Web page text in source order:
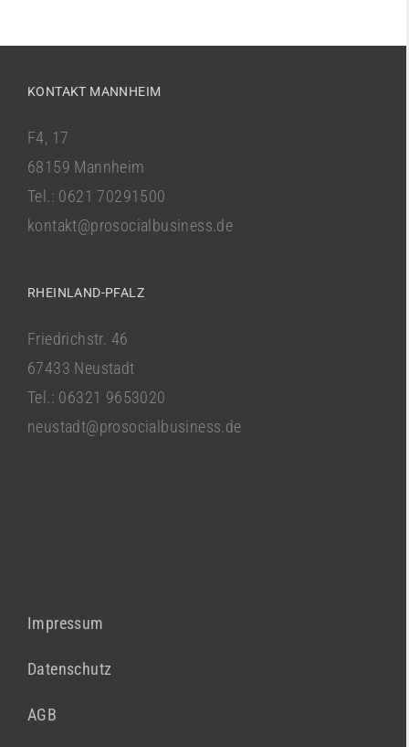
KONTAKT MANNHEIM
F4, 17
68159 Mannheim
Tel.: 0621 70291500
kontakt@prosocialbusiness.de
RHEINLAND-PFALZ
Friedrichstr. 46
67433 Neustadt
Tel.: 06321 9653020
neustadt@prosocialbusiness.de
Impressum
Datenschutz
AGB